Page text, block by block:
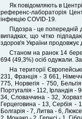
Як повідомляють в
референс-лабораторія
інфекцію COVID-19.
Підозра - це попередній
випадках, що чітко
здоров'я України продовжує
Станом на ранок 14
694 (49,3%) осіб одужали. За
На території
231, Франція - 3 661,
775, Норвегія - 750,
Португалія - 112, Ірландія
34, Словаччина - 32,
Герцеговина - 13, Сербія -
Болгарія - 7, Литва - 6,